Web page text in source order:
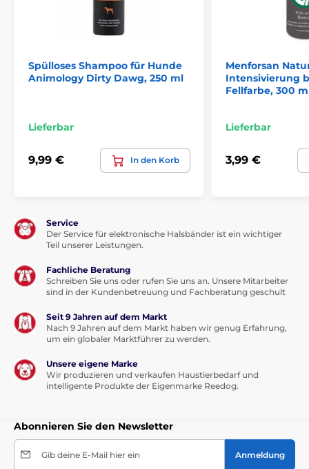
Spülloses Shampoo für Hunde
Animology Dirty Dawg, 250 ml
Lieferbar
9,99 € In den Korb
Menforsan
Intensivierung
Fellfarbe, 300
Lieferbar
3,99 €
Service
Der Service für elektronische Halsbänder ist ein wichtiger
Teil unserer Leistungen.
Fachliche Beratung
Schreiben Sie uns oder rufen Sie uns an. Unsere Mitarbeiter
sind in der Kundenbetreuung und Fachberatung geschult
Seit 9 Jahren auf dem Markt
Nach 9 Jahren auf dem Markt haben wir genug Erfahrung,
um ein globaler Marktführer zu werden.
Unsere eigene Marke
Wir produzieren und verkaufen Haustierbedarf und
intelligente Produkte der Eigenmarke Reedog.
Abonnieren Sie den Newsletter
Gib deine E-Mail hier ein Anmeldung